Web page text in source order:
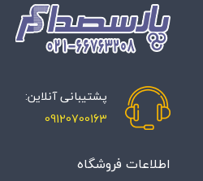
پشتیبانی آنلاین:
09120700163
اطلاعات فروشگاه